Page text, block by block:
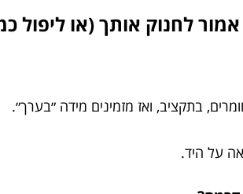
לחנוק אותך (או ליפול
בתקציב, ואז מזמינים מידה ״בערך״.
על היד.